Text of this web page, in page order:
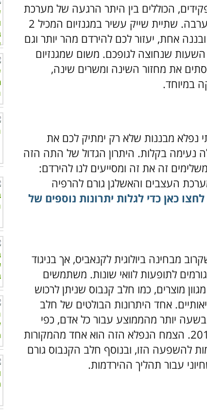
תפקידים, הכוללים בין היתר הרגעה של מערכת
העצבים שמובילה לתחושת נינוחות ושינה ערבה. שתיית שייק עשיר במגנזיום המכיל 2
אחת, יעזור לכם להירדם מהר יותר וגם
השעות שנחוצה לגופכם. משום שמגנזיום
את מחזור השינה ומשרים שינה,
במיוחד.
נפלא מבננות שלא רק ימתיק לכם את
נעימה בקלות. היתרון הגדול של התה הזה
זה את זה ומסייעים לנו להירדם:
העצבים והאשלגן גורם להרפיה
לחצו כאן כדי לגלות יתרונות נוספים של
מבחינה ביולוגית לקנאביס, אך בניגוד
לתופעות לוואי שונות. משתמשים
מוצרים, כמו חלב קנבוס שניתן לרכוש
אחד היתרונות הבולטים של חלב
יותר מהממוצע עבור כל אדם, כפי
שנערך בשנת 2014. הצמח הנפלא הזה הוא אחד מהמקורות
לחומצות אומגה 3 שגורמות להשפעה הזו, ובנוסף חלב הקנבוס גורם
עבור תהליך ההירדמות.